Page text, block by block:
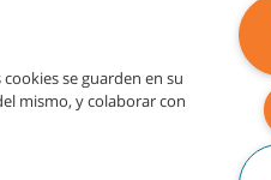
se guarden en su
mismo, y colaborar con